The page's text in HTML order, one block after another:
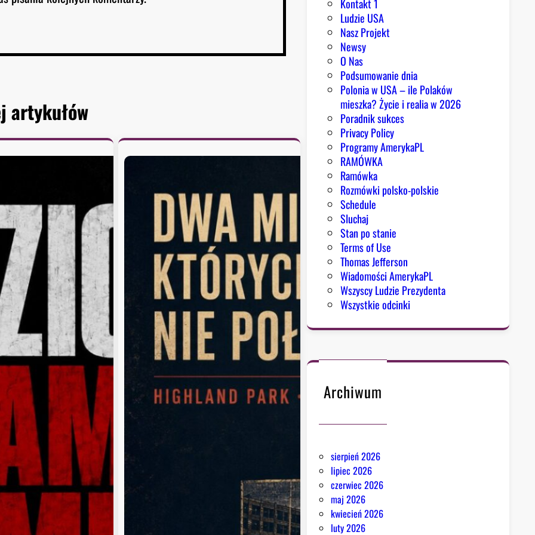
artykułów
Kontakt 1
Ludzie USA
Nasz Projekt
Newsy
O Nas
Podsumowanie dnia
Polonia w USA – ile Polaków
mieszka? Życie i realia w 2026
Poradnik sukces
Privacy Policy
Programy AmerykaPL
RAMÓWKA
Ramówka
Rozmówki polsko-polskie
Schedule
Sluchaj
Stan po stanie
Terms of Use
Thomas Jefferson
Wiadomości AmerykaPL
Wszyscy Ludzie Prezydenta
Wszystkie odcinki
Archiwum
sierpień 2026
lipiec 2026
czerwiec 2026
maj 2026
kwiecień 2026
luty 2026